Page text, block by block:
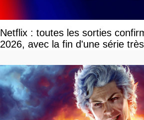
Netflix : toutes les sorties
2026, avec la fin d'une série